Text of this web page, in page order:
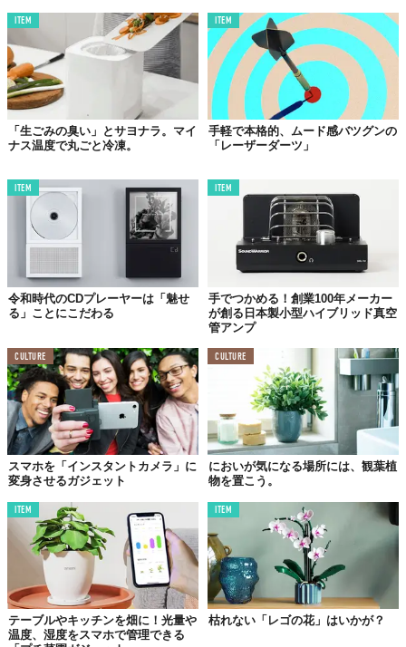
ITEM
「生ごみの臭い」とサヨナラ。マイ
ナス温度で丸ごと冷凍。
ITEM
手軽で本格的、ムード感バツグンの
「レーザーダーツ」
ITEM
令和時代のCDプレーヤーは「魅せ
る」ことにこだわる
ITEM
手でつかめる！創業100年メーカー
が創る日本製小型ハイブリッド真空
管アンプ
CULTURE
スマホを「インスタントカメラ」に
変身させるガジェット
CULTURE
においが気になる場所には、観葉植
物を置こう。
ITEM
テーブルやキッチンを畑に！光量や
温度、湿度をスマホで管理できる
ITEM
枯れない「レゴの花」はいかが？